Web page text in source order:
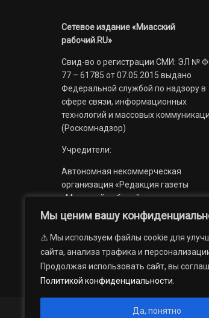
Мы ценим вашу
⚠️ Мы используем файлы cookie для
сайта, анализа трафика и
Продолжая использовать сайт, вы
Политикой конфиденциальности
Да, понятно
Сетевое издание «Миасский
рабочий.RU»
Свид-во о регистрации СМИ: ЭЛ №
77 – 61785 от 07.05.2015 выдано
Федеральной службой по надзору в
сфере связи, информационных
технологий и массовых
(Роскомнадзор)
Учредители:
Автономная некоммерческая
организация «Редакция газеты
«Миасский рабочий»;
Областное государственное
учреждение «Издательский дом
© 2012 — 2026. Автономная